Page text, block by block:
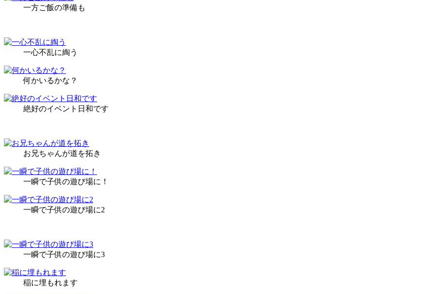
一方ご飯の準備も
一心不乱に綯う
何かいるかな？
絶好のイベント日和です
お兄ちゃんが道を拓き
一瞬で子供の遊び場に！
一瞬で子供の遊び場に2
一瞬で子供の遊び場に3
稲に埋もれます